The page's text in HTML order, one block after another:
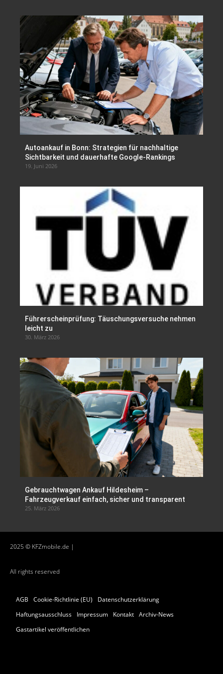
Autoankauf in Bonn: Strategien für nachhaltige
Sichtbarkeit und dauerhafte Google-Rankings
19. Juni 2026
Führerscheinprüfung: Täuschungsversuche nehmen
leicht zu
30. März 2026
Gebrauchtwagen Ankauf Hildesheim –
Fahrzeugverkauf einfach, sicher und transparent
25. März 2026
2025 © KFZmobile.de |
All rights reserved
AGB Cookie-Richtlinie (EU)
Datenschutzerklärung
Haftungsausschluss
Impressum Kontakt Archiv-News
Gastartikel veröffentlichen